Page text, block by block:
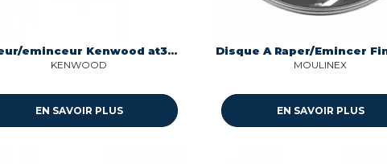
Rapeur/eminceur Kenwood at340
KENWOOD
EN SAVOIR PLUS
MOULINEX
EN SAVOIR PLUS